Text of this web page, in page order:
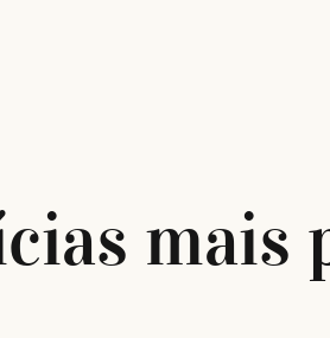
mais